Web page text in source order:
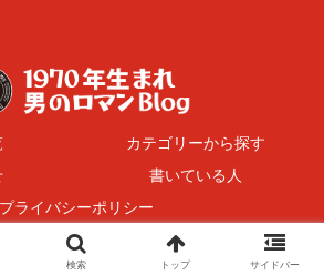
カテゴリーから探す
書いている人
プライバシーポリシー
年生まれ 男のロマンBlog.
検索 トップ サイドバー